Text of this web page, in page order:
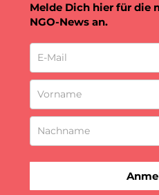
Melde Dich hier für die
NGO-News an.